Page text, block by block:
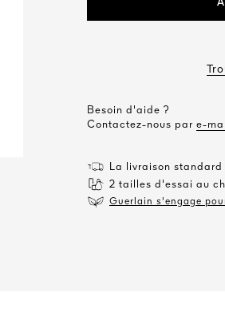
Besoin d'aide ?
Contactez-nous par e-mail
La livraison
2 tailles d'essai au
Guerlain s'engage